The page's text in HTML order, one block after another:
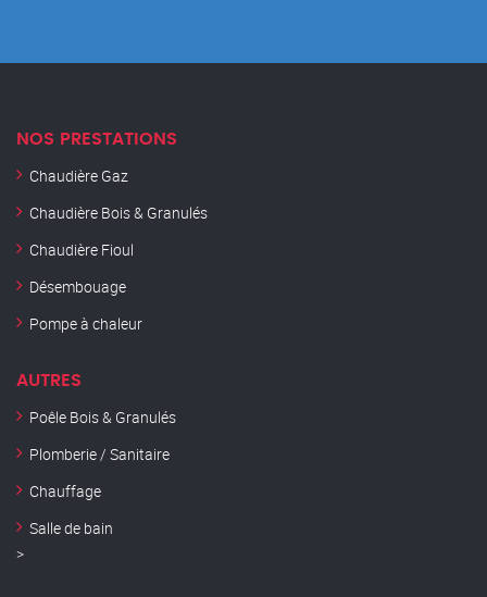
NOS PRESTATIONS
Chaudière Gaz
Chaudière Bois & Granulés
Chaudière Fioul
Désembouage
Pompe à chaleur
AUTRES
Poêle Bois & Granulés
Plomberie / Sanitaire
Chauffage
Salle de bain
>